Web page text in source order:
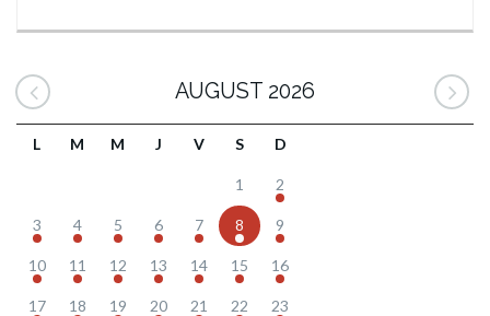
AUGUST 2026
L M M J V S D
1 2
3 4 5 6 7 8 9
10 11 12 13 14 15 16
17 18 19 20 21 22 23